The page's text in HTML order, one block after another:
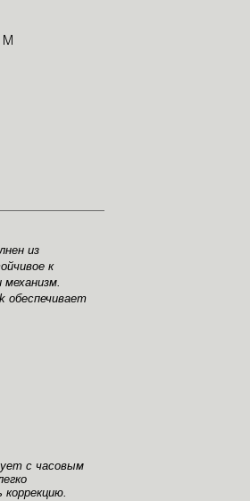
М
из
к
обеспечивает
с часовым